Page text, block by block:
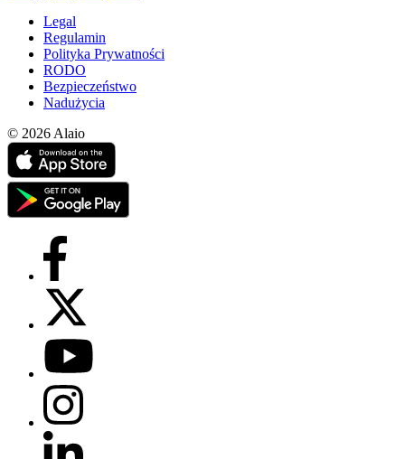
Legal
Regulamin
Polityka Prywatności
RODO
Bezpieczeństwo
Nadużycia
© 2026 Alaio